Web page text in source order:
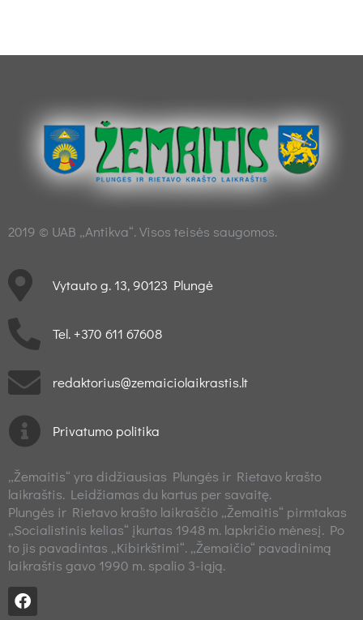
2019 © UAB „Antikva“. Visos teisės saugomos.
Vytauto g. 13, 90123 Plungė
Tel. +370 611 67608
redaktorius@zemaiciolaikrastis.lt
Privatumo politika
„Žemaitis“ yra didžiausias Plungės ir Rietavo krašto
laikraštis. Leidžiamas du kartus per savaitę.
Plungės ir Rietavo krašto laikraščio „Žemaitis“ pirmtakas
„Socialistinis kelias“ įkurtas 1948 m. lapkričio mėnesį. Po
to jis pavadintas „Kibirkštimi“. „Žemaičio“ pavadinimą
laikraštis gavo 1990 m. spalio 3-iąją.